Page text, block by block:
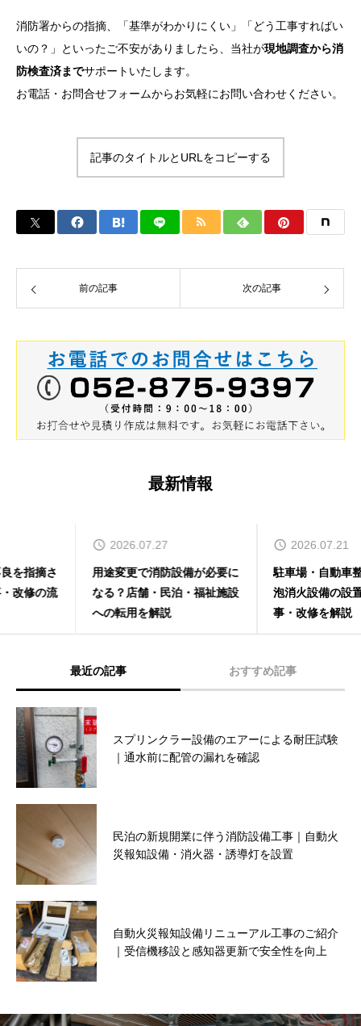
消防署からの指摘、「基準がわかりにくい」「どう工事すればい
いの？」といったご不安がありましたら、当社が現地調査から消
防検査済までサポートいたします。
お電話・お問合せフォームからお気軽にお問い合わせください。
記事のタイトルとURLをコピーする
前の記事 次の記事
最新情報
用途変更で消防設備が必要に
なる？店舗・民泊・福祉施設
への転用を解説
駐車場・自動車整備工場での
泡消火設備の設置基準・工
事・改修を解説
最近の記事 おすすめ記事
スプリンクラー設備のエアーによる耐圧試験
｜通水前に配管の漏れを確認
民泊の新規開業に伴う消防設備工事｜自動火
災報知設備・消火器・誘導灯を設置
自動火災報知設備リニューアル工事のご紹介
｜受信機移設と感知器更新で安全性を向上
マンションにおける感知器点検（外部試験器
使用）の実施事例
新築グループホームにてスプリンクラー設備
の配管工事